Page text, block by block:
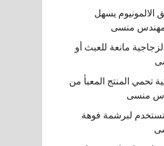
يسهل
مهندس منسى
مانعة للعبث أو
تحمي المنتج المعبأ من
منسى
لبرشمة فوهة